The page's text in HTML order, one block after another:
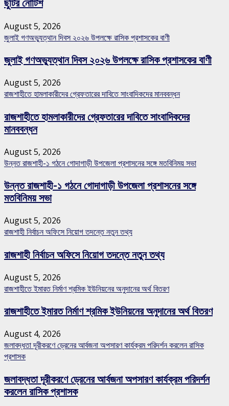
ছুটির নোটিশ
August 5, 2026
জুলাই গণঅভ্যুত্থান দিবস ২০২৬ উপলক্ষে রাসিক প্রশাসকের বাণী
জুলাই গণঅভ্যুত্থান দিবস ২০২৬ উপলক্ষে রাসিক প্রশাসকের বাণী
August 5, 2026
রাজশাহীতে হামলাকারীদের গ্রেফতারের দাবিতে সাংবাদিকদের মানববন্ধন
রাজশাহীতে হামলাকারীদের গ্রেফতারের দাবিতে সাংবাদিকদের
মানববন্ধন
August 5, 2026
উন্নত রাজশাহী-১ গঠনে গোদাগাড়ী উপজেলা প্রশাসনের সঙ্গে মতবিনিময় সভা
উন্নত রাজশাহী-১ গঠনে গোদাগাড়ী উপজেলা প্রশাসনের সঙ্গে
মতবিনিময় সভা
August 5, 2026
রাজশাহী নির্বাচন অফিসে নিয়োগ তদন্তে নতুন তথ্য
রাজশাহী নির্বাচন অফিসে নিয়োগ তদন্তে নতুন তথ্য
August 5, 2026
রাজশাহীতে ইমারত নির্মাণ শ্রমিক ইউনিয়নের অনুদানের অর্থ বিতরণ
রাজশাহীতে ইমারত নির্মাণ শ্রমিক ইউনিয়নের অনুদানের অর্থ বিতরণ
August 4, 2026
জলাবদ্ধতা দূরীকরণে ড্রেনের আর্বজনা অপসারণ কার্যক্রম পরিদর্শন করলেন রাসিক
প্রশাসক
জলাবদ্ধতা দূরীকরণে ড্রেনের আর্বজনা অপসারণ কার্যক্রম পরিদর্শন
করলেন রাসিক প্রশাসক